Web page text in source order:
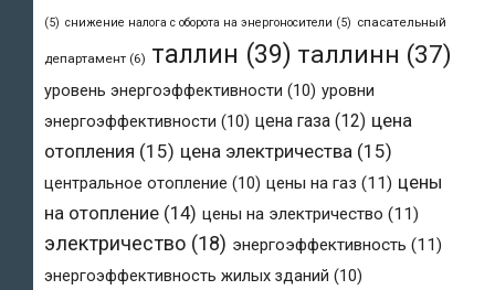
(5) снижение налога с оборота на энергоносители (5) спасательный
департамент (6) таллин (39) таллинн (37)
уровень энергоэффективности (10) уровни
энергоэффективности (10) цена газа (12) цена
отопления (15) цена электричества (15)
центральное отопление (10) цены на газ (11) цены
на отопление (14) цены на электричество (11)
электричество (18) энергоэффективность (11)
энергоэффективность жилых зданий (10)